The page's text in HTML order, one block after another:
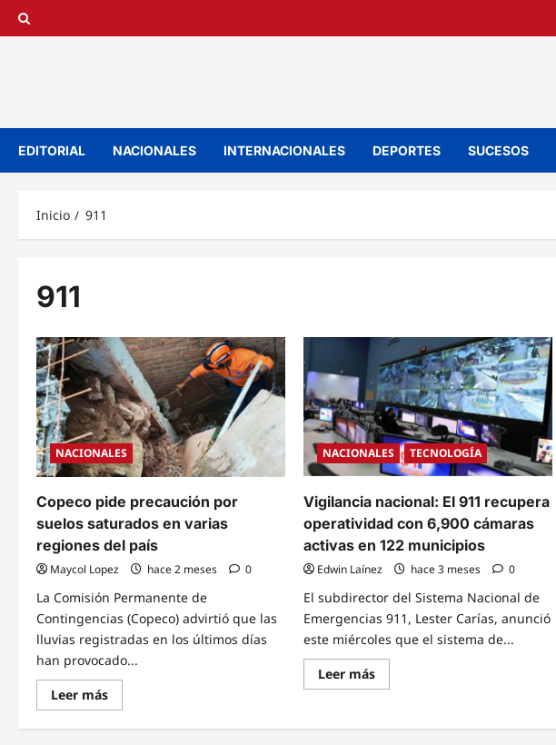
Saltar
EDITORIAL NACIONALES INTERNACIONALES DEPORTES SUCESOS
Inicio 911
911
NACIONALES
Copeco pide precaución por
suelos saturados en varias
regiones del país
Maycol Lopez hace 2 meses 0
La Comisión Permanente de
Contingencias (Copeco) advirtió que las
lluvias registradas en los últimos días
han provocado...
Leer másRead
more
Copeco
NACIONALES TECNOLOGÍA
Vigilancia nacional: El 911 recupera
operatividad con 6,900 cámaras
activas en 122 municipios
Edwin Laínez hace 3 meses 0
El subdirector del Sistema Nacional de
Emergencias 911, Lester Carías, anunció
este miércoles que el sistema de...
Leer másRead
more